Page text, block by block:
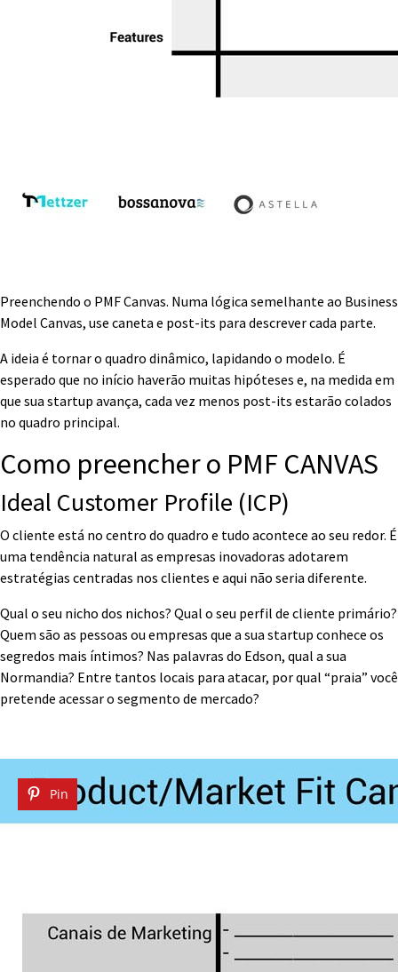
Preenchendo o PMF Canvas. Numa lógica semelhante ao Business
Model Canvas, use caneta e post-its para descrever cada parte.
A ideia é tornar o quadro dinâmico, lapidando o modelo. É
esperado que no início haverão muitas hipóteses e, na medida em
que sua startup avança, cada vez menos post-its estarão colados
no quadro principal.
Como preencher o PMF CANVAS
Ideal Customer Profile (ICP)
O cliente está no centro do quadro e tudo acontece ao seu redor. É
uma tendência natural as empresas inovadoras adotarem
estratégias centradas nos clientes e aqui não seria diferente.
Qual o seu nicho dos nichos? Qual o seu perfil de cliente primário?
Quem são as pessoas ou empresas que a sua startup conhece os
segredos mais íntimos? Nas palavras do Edson, qual a sua
Normandia? Entre tantos locais para atacar, por qual “praia” você
pretende acessar o segmento de mercado?
Pin